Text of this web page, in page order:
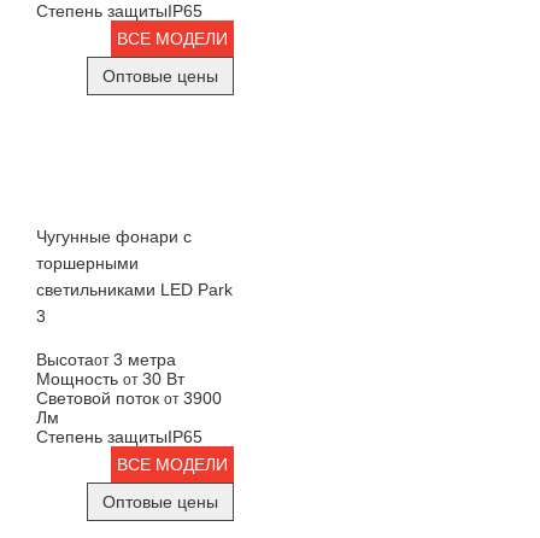
Степень защитыIP65
ВСЕ МОДЕЛИ
Оптовые цены
Чугунные фонари с
торшерными
светильниками LED Park
3
Высотаот 3 метра
Мощность от 30 Вт
Световой поток от 3900
Лм
Степень защитыIP65
ВСЕ МОДЕЛИ
Оптовые цены